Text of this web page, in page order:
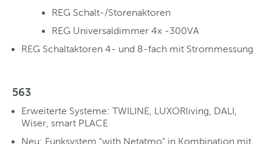
REG Schalt-/Storenaktoren
REG Universaldimmer 4x -300VA
REG Schaltaktoren 4- und 8-fach mit Strommessung
563
Erweiterte Systeme: TWILINE, LUXORliving, DALI,
Wiser, smart PLACE
Neu: Funksystem "with Netatmo" in Kombination mit